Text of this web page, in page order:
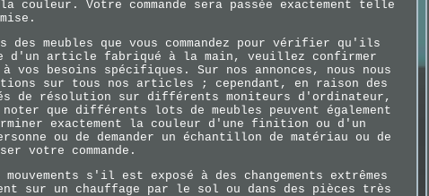
Votre commande sera passée exactement telle
meubles que vous commandez pour vérifier qu'ils
d'un article fabriqué à la main, veuillez confirmer
vos besoins spécifiques. Sur nos annonces, nous nous
sur tous nos articles ; cependant, en raison des
de résolution sur différents moniteurs d'ordinateur,
que différents lots de meubles peuvent également
exactement la couleur d'une finition ou d'un
ou de demander un échantillon de matériau ou de
votre commande.
s'il est exposé à des changements extrêmes
sur un chauffage par le sol ou dans des pièces très